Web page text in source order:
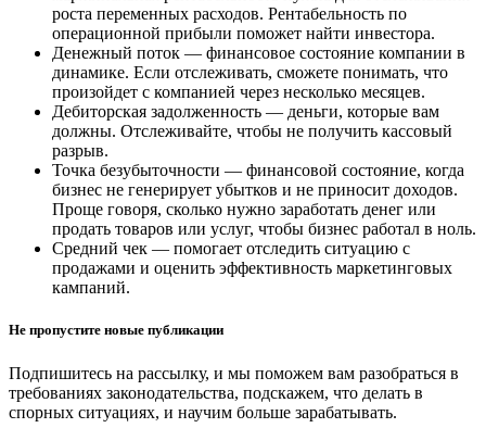
роста переменных расходов. Рентабельность по
операционной прибыли поможет найти инвестора.
Денежный поток — финансовое состояние компании в
динамике. Если отслеживать, сможете понимать, что
произойдет с компанией через несколько месяцев.
Дебиторская задолженность — деньги, которые вам
должны. Отслеживайте, чтобы не получить кассовый
разрыв.
Точка безубыточности — финансовой состояние, когда
бизнес не генерирует убытков и не приносит доходов.
Проще говоря, сколько нужно заработать денег или
продать товаров или услуг, чтобы бизнес работал в ноль.
Средний чек — помогает отследить ситуацию с
продажами и оценить эффективность маркетинговых
кампаний.
Не пропустите новые публикации
Подпишитесь на рассылку, и мы поможем вам разобраться в
требованиях законодательства, подскажем, что делать в
спорных ситуациях, и научим больше зарабатывать.